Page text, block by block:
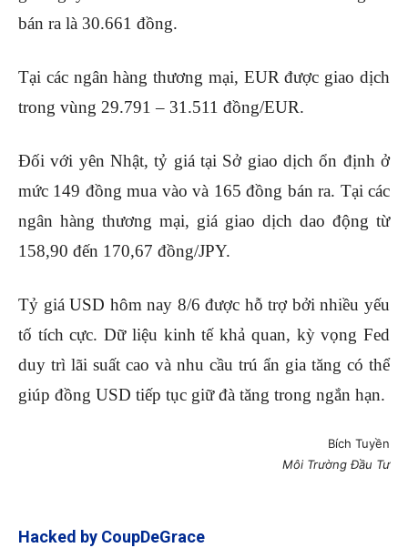
bán ra là 30.661 đồng.
Tại các ngân hàng thương mại, EUR được giao dịch
trong vùng 29.791 – 31.511 đồng/EUR.
Đối với yên Nhật, tỷ giá tại Sở giao dịch ổn định ở
mức 149 đồng mua vào và 165 đồng bán ra. Tại các
ngân hàng thương mại, giá giao dịch dao động từ
158,90 đến 170,67 đồng/JPY.
Tỷ giá USD hôm nay 8/6 được hỗ trợ bởi nhiều yếu
tố tích cực. Dữ liệu kinh tế khả quan, kỳ vọng Fed
duy trì lãi suất cao và nhu cầu trú ẩn gia tăng có thể
giúp đồng USD tiếp tục giữ đà tăng trong ngắn hạn.
Bích Tuyền
Môi Trường Đầu Tư
Hacked by CoupDeGrace